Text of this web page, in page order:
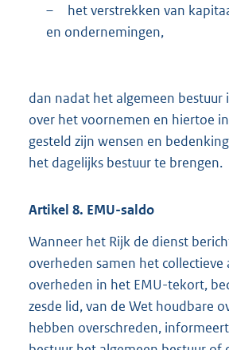
–
het verstrekken van
en ondernemingen,
dan nadat het algemeen bestuur
over het voornemen en hiertoe
gesteld zijn wensen en
het dagelijks bestuur te brengen.
Artikel 8. EMU-saldo
Wanneer het Rijk de dienst
overheden samen het collectieve
overheden in het EMU-tekort,
zesde lid, van de Wet houdbare
hebben overschreden,